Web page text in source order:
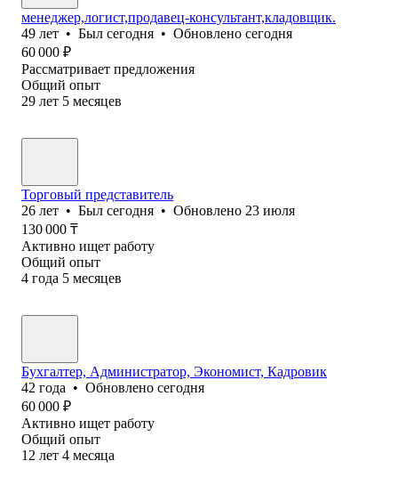
менеджер,логист,продавец-консультант,кладовщик.
49 лет • Был сегодня • Обновлено сегодня
60 000 ₽
Рассматривает предложения
Общий опыт
29 лет 5 месяцев
Торговый представитель
26 лет • Был сегодня • Обновлено 23 июля
130 000 ₸
Активно ищет работу
Общий опыт
4 года 5 месяцев
Бухгалтер, Администратор, Экономист, Кадровик
42 года • Обновлено сегодня
60 000 ₽
Активно ищет работу
Общий опыт
12 лет 4 месяца